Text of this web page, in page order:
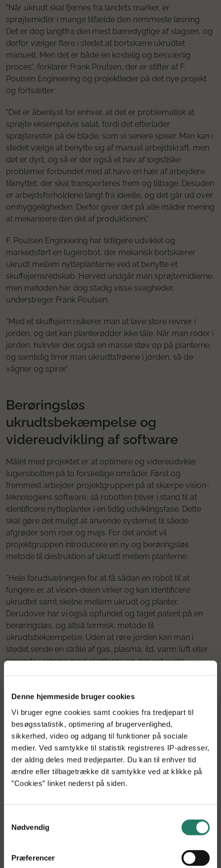
Denne hjemmeside bruger cookies
Vi bruger egne cookies samt cookies fra tredjepart til
besøgsstatistik, optimering af brugervenlighed,
sikkerhed, video og adgang til funktioner på sociale
medier. Ved samtykke til statistik registreres IP-adresser,
der aldrig deles med tredjeparter. Du kan til enhver tid
ændre eller tilbagetrække dit samtykke ved at klikke på
”Cookies” linket nederst på siden.
Nødvendig
Præferencer
"Når ukrudt skal fjernes fra landets marker, er
sprøjtemidler i mange tilfælde den nemmeste løsning.
Det er dog langtfra den mest bæredygtige af slagsen, og
derfor vælger flere i stedet at bortskære ukrudtet
manuelt. Men det er både en kostelig og besværlig
proces", forklarer Frank Poulsen, der er stifter af F.
Poulsen Engineering og projektleder på det nye projekt
og fortsætter:
"Det er åbenlyst for enhver, at det er problematisk at
sprøjte eksempelvis salat, fordi det efterlader
sprøjterester på de blade, som vi senere spiser. Man kan i
stedet vælge at benytte sig af manuel arbejdskraft, men
det er dyrt, og så er der også et hav af logistiske
problemer forbundet med at have en hær af arbejdere
tilknyttet, der skal transporteres frem og tilbage. Desuden
er arbejdsforholdene langt fra ideelle, og det går ud over
omhyggeligheden. Derfor giver det på alle måder mening
at mekanisere den del af produktionen."
F. Poulsen Engineering har tidligere udviklet og
markedsført en lugerobot, der mekanisk bortskærer
ukrudt mellem nytteplanterne ved at benytte et
skuffejernsredskab. Herved undgår man sprøjtemidlerne,
men metoden har dog stadig visse svagheder,
understreger Frank Poulsen:
”Med et skuffejern risikerer man at lave store revner i
jorden, og det kan planterødder ikke tåle. Når man roder i
jorden, hvirvler der også en masse støv op på planterne,
og samtidig tirrer man ukrudtsfrøene i jorden, så de
vågner og spirer.”
Berøringsløs
ukrudtsbekæmpelse og
videreudvikling af software
Målet med projektet er at optimere og videreudvikle
lugerobotten på to forskellige områder. Først og
fremmest arbejder projektgruppen på at skærpe vision-
teknologiens software, så robotten bliver i stand til at
identificere nytteplanter i en tidlig udviklingsfase. Dette
skal gøre det muligt at anvende systemet til såede
afgrøder som roer og majs. For det andet vil
projektgruppen introducere en ny og berøringsløs
metode til destruktion af ukrudt mellem planterne:
”Hele forudsætningen for at få sådan en robot til at
fungere er, at vision-delen virker og kan identificere
ukrudtet samt skelne mellem ukrudt og planter.
Derudover har vi også opfundet og taget patent på en
berøringsløs, og altså termisk, metode til
ukrudtsbekæmpelse. Uden at røre jorden kan man i
stedet sende en stråle af gas, plasma, ild, varm luft eller
lignende i retning mod planterne og derved svide
Færre omkostninger for planten
og avleren
Med en ny lugemetode og en optimering af vision-
softwaren sigter projektgruppen mod at komme flere af
de tidligere lugerobotters svagheder til livs. Den nye
robot skal i højere grad skåne omkringliggende rødder
avleren og landmanden til gode, men også miljøet,
understreger Frank Poulsen:
”Med vores løsning kan vi enten reducere eller helt
eliminere brugen af herbicid i rækkeafgrøder inden for